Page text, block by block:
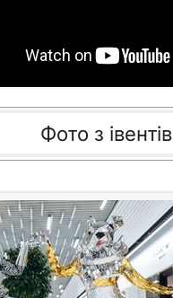
Фото з івентів